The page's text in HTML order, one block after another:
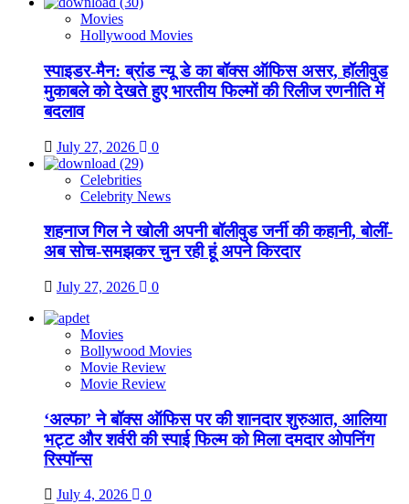
Movies
Hollywood Movies
स्पाइडर-मैन: ब्रांड न्यू डे का बॉक्स ऑफिस असर, हॉलीवुड
मुकाबले को देखते हुए भारतीय फिल्मों की रिलीज रणनीति में
बदलाव
July 27, 2026 0
Celebrities
Celebrity News
शहनाज गिल ने खोली अपनी बॉलीवुड जर्नी की कहानी, बोलीं-
अब सोच-समझकर चुन रही हूं अपने किरदार
July 27, 2026 0
Movies
Bollywood Movies
Movie Review
Movie Review
‘अल्फा’ ने बॉक्स ऑफिस पर की शानदार शुरुआत, आलिया
भट्ट और शर्वरी की स्पाई फिल्म को मिला दमदार ओपनिंग
रिस्पॉन्स
July 4, 2026 0